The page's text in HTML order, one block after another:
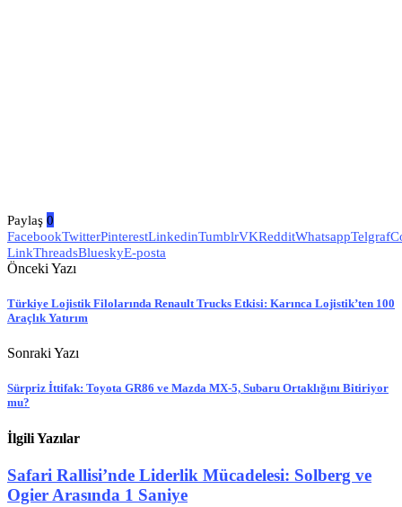
Paylaş 0
FacebookTwitterPinterestLinkedinTumblrVKRedditWhatsappTelgraf
LinkThreadsBlueskyE-posta
Önceki Yazı
Türkiye Lojistik Filolarında Renault Trucks Etkisi: Karınca Lojistik’ten 100
Araçlık Yatırım
Sonraki Yazı
Sürpriz İttifak: Toyota GR86 ve Mazda MX-5, Subaru Ortaklığını Bitiriyor
mu?
İlgili Yazılar
Safari Rallisi’nde Liderlik Mücadelesi: Solberg ve
Ogier Arasında 1 Saniye